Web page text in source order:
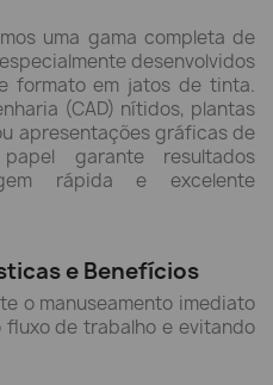
uma gama completa de
desenvolvidos
formato em jatos de tinta.
(CAD) nítidos, plantas
apresentações gráficas de
garante resultados
rápida e excelente
e Benefícios
o manuseamento imediato
de trabalho e evitando